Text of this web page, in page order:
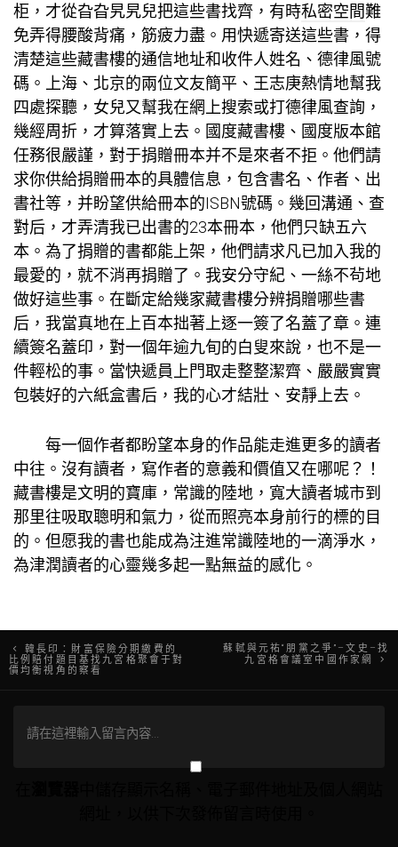
柜，才從旮旮旯旯兒把這些書找齊，有時私密空間難
免弄得腰酸背痛，筋疲力盡。用快遞寄送這些書，得
清楚這些藏書樓的通信地址和收件人姓名、德律風號
碼。上海、北京的兩位文友簡平、王志庚熱情地幫我
四處探聽，女兒又幫我在網上搜索或打德律風查詢，
幾經周折，才算落實上去。國度藏書樓、國度版本館
任務很嚴謹，對于捐贈冊本并不是來者不拒。他們請
求你供給捐贈冊本的具體信息，包含書名、作者、出
書社等，并盼望供給冊本的ISBN號碼。幾回溝通、查
對后，才弄清我已出書的23本冊本，他們只缺五六
本。為了捐贈的書都能上架，他們請求凡已加入我的
最愛的，就不消再捐贈了。我安分守紀、一絲不茍地
做好這些事。在斷定給幾家藏書樓分辨捐贈哪些書
后，我當真地在上百本拙著上逐一簽了名蓋了章。連
續簽名蓋印，對一個年逾九旬的白叟來說，也不是一
件輕松的事。當快遞員上門取走整整潔齊、嚴嚴實實
包裝好的六紙盒書后，我的心才結壯、安靜上去。
每一個作者都盼望本身的作品能走進更多的讀者
中往。沒有讀者，寫作者的意義和價值又在哪呢？！
藏書樓是文明的寶庫，常識的陸地，寬大讀者城市到
那里往吸取聰明和氣力，從而照亮本身前行的標的目
的。但愿我的書也能成為注進常識陸地的一滴淨水，
為津潤讀者的心靈幾多起一點無益的感化。
文
章
導
韓長印：財富保險分期繳費的
比例賠付題目基找九宮格聚會于對
價均衡視角的察看
蘇軾與元祐“朋黨之爭”–文史–找
九宮格會議室中國作家網